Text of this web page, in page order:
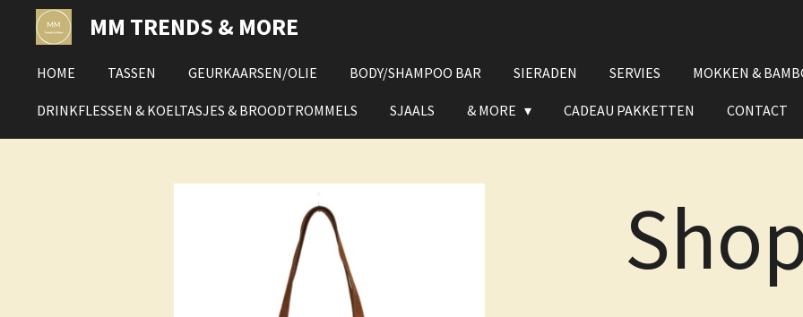
direct
hoofdinhoud
MM TRENDS & MORE
HOME TASSEN GEURKAARSEN/OLIE BODY/SHAMPOO BAR SIERADEN SERVIES MOKKEN &
DRINKFLESSEN & KOELTASJES & BROODTROMMELS SJAALS & MORE CADEAU PAKKETTEN CONTACT